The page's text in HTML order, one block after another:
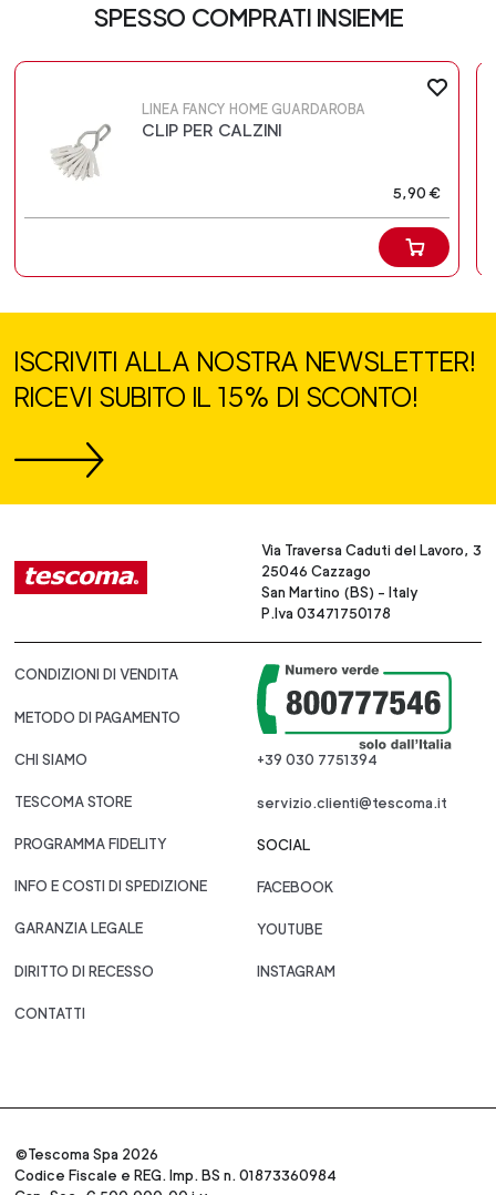
SPESSO COMPRATI INSIEME
LINEA FANCY HOME GUARDAROBA
CLIP PER CALZINI
5,90 €
ISCRIVITI ALLA NOSTRA NEWSLETTER!
RICEVI SUBITO IL 15% DI SCONTO!
Via Traversa Caduti del Lavoro, 3
25046 Cazzago
San Martino (BS) - Italy
P.Iva 03471750178
CONDIZIONI DI VENDITA
METODO DI PAGAMENTO
CHI SIAMO
TESCOMA STORE
PROGRAMMA FIDELITY
INFO E COSTI DI SPEDIZIONE
GARANZIA LEGALE
DIRITTO DI RECESSO
CONTATTI
+39 030 7751394
servizio.clienti@tescoma.it
SOCIAL
FACEBOOK
YOUTUBE
INSTAGRAM
©Tescoma Spa 2026
Codice Fiscale e REG. Imp. BS n. 01873360984